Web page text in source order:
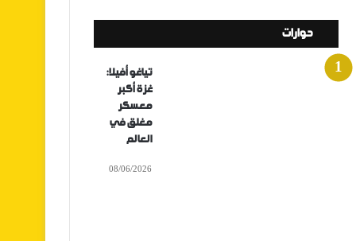
حوارات
تياغو أفيلا:
غزة أكبر
معسكر
مغلق في
العالم
08/06/2026